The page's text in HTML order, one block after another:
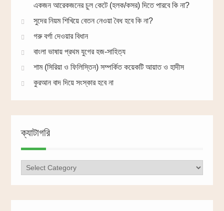
একজন আরেকজনের চুল কেটে (হলক/কসর) দিতে পারবে কি না?
সুদের নিয়ম শিখিয়ে বেতন নেওয়া বৈধ হবে কি না?
গরু বর্গা দেওয়ার বিধান
বাংলা ভাষায় প্রথম যুগের হজ-সাহিত্য
শাম (সিরিয়া ও ফিলিস্তিন) সম্পর্কিত কয়েকটি আয়াত ও হাদীস
কুরআন বাদ দিয়ে সংস্কার হবে না
ক্যাটাগরি
ক্যাটাগরি